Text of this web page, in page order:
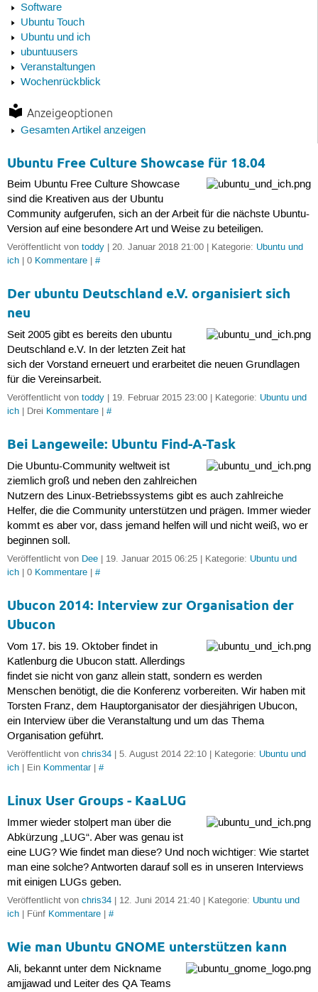
Software
Ubuntu Touch
Ubuntu und ich
ubuntuusers
Veranstaltungen
Wochenrückblick
Anzeigeoptionen
Gesamten Artikel anzeigen
Ubuntu Free Culture Showcase für 18.04
Beim Ubuntu Free Culture Showcase
sind die Kreativen aus der Ubuntu
Community aufgerufen, sich an der Arbeit für die nächste Ubuntu-
Version auf eine besondere Art und Weise zu beteiligen.
Veröffentlicht von toddy| 20. Januar 2018 21:00 | Kategorie: Ubuntu und
ich| 0 Kommentare| #
Der ubuntu Deutschland e.V. organisiert sich
neu
Seit 2005 gibt es bereits den ubuntu
Deutschland e.V. In der letzten Zeit hat
sich der Vorstand erneuert und erarbeitet die neuen Grundlagen
für die Vereinsarbeit.
Veröffentlicht von toddy| 19. Februar 2015 23:00 | Kategorie: Ubuntu und
ich| Drei Kommentare| #
Bei Langeweile: Ubuntu Find-A-Task
Die Ubuntu-Community weltweit ist
ziemlich groß und neben den zahlreichen
Nutzern des Linux-Betriebssystems gibt es auch zahlreiche
Helfer, die die Community unterstützen und prägen. Immer wieder
kommt es aber vor, dass jemand helfen will und nicht weiß, wo er
beginnen soll.
Veröffentlicht von Dee| 19. Januar 2015 06:25 | Kategorie: Ubuntu und
ich| 0 Kommentare| #
Ubucon 2014: Interview zur Organisation der
Ubucon
Vom 17. bis 19. Oktober findet in
Katlenburg die Ubucon statt. Allerdings
findet sie nicht von ganz allein statt, sondern es werden
Menschen benötigt, die die Konferenz vorbereiten. Wir haben mit
Torsten Franz, dem Hauptorganisator der diesjährigen Ubucon,
ein Interview über die Veranstaltung und um das Thema
Organisation geführt.
Veröffentlicht von chris34| 5. August 2014 22:10 | Kategorie: Ubuntu und
ich| Ein Kommentar| #
Linux User Groups - KaaLUG
Immer wieder stolpert man über die
Abkürzung „LUG“. Aber was genau ist
eine LUG? Wie findet man diese? Und noch wichtiger: Wie startet
man eine solche? Antworten darauf soll es in unseren Interviews
mit einigen LUGs geben.
Veröffentlicht von chris34| 12. Juni 2014 21:40 | Kategorie: Ubuntu und
ich| Fünf Kommentare| #
Wie man Ubuntu GNOME unterstützen kann
Ali, bekannt unter dem Nickname
amjjawad und Leiter des QA Teams